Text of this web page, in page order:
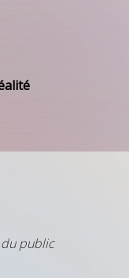
public